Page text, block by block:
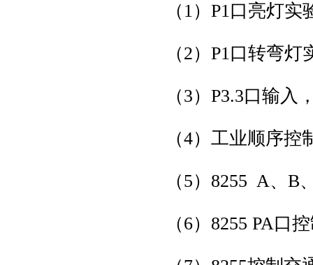
（1）P1口亮灯实
（2）P1口转弯灯
（3）P3.3口输入
（4）工业顺序控
（5）8255 A、B
（6）8255 PA口